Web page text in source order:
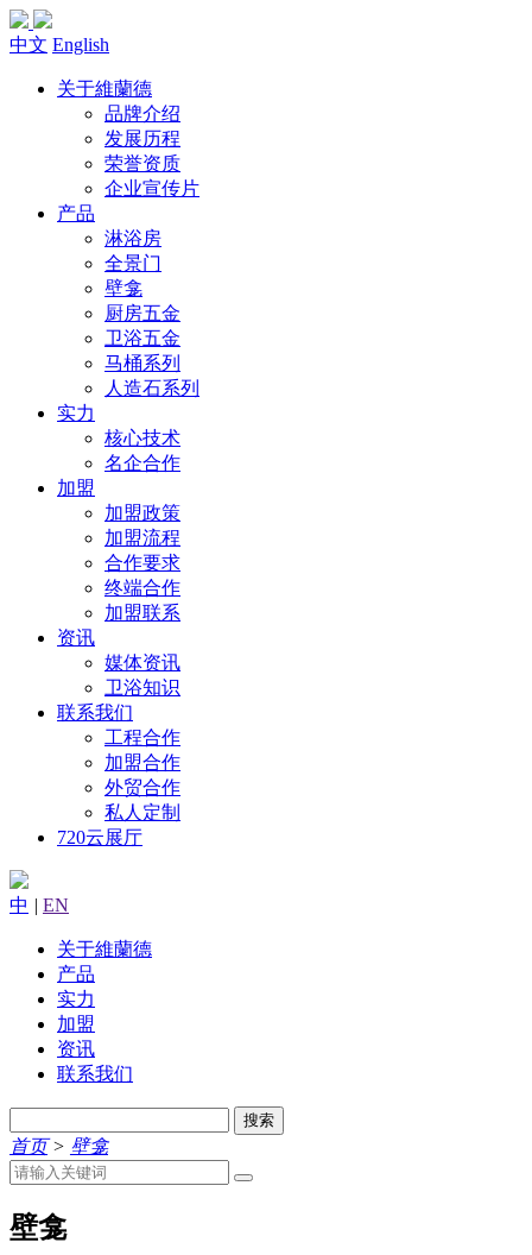
中文 English
关于維蘭德
品牌介绍
发展历程
荣誉资质
企业宣传片
产品
淋浴房
全景门
壁龛
厨房五金
卫浴五金
马桶系列
人造石系列
实力
核心技术
名企合作
加盟
加盟政策
加盟流程
合作要求
终端合作
加盟联系
资讯
媒体资讯
卫浴知识
联系我们
工程合作
加盟合作
外贸合作
私人定制
720云展厅
中 | EN
关于維蘭德
产品
实力
加盟
资讯
联系我们
搜索
首页> 壁龛
壁龛